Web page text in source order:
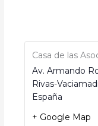
Casa de las
Av. Armando
Rivas-
España
+ Google Map